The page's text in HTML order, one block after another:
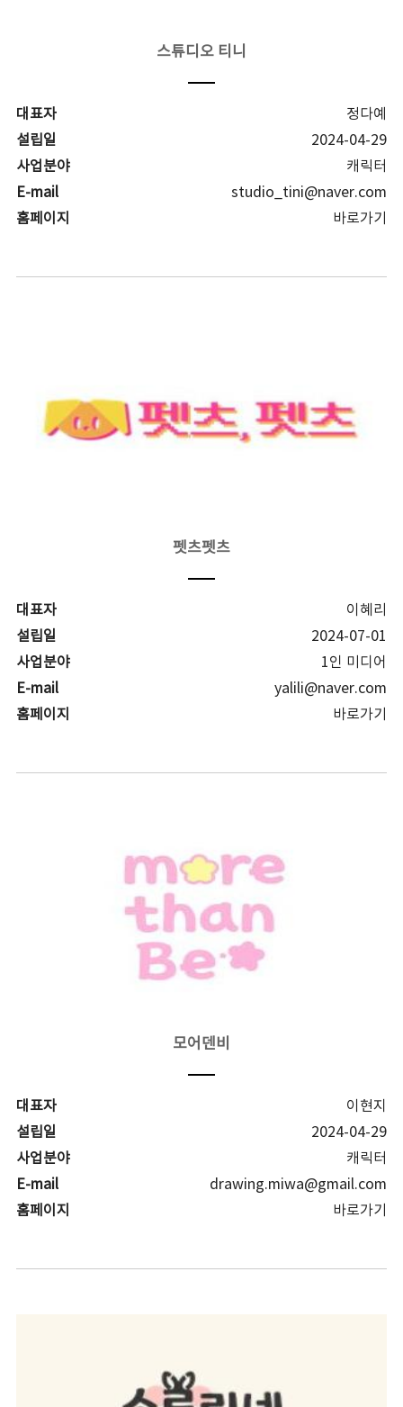
스튜디오 티니
대표자
정다예
설립일
2024-04-29
사업분야
캐릭터
E-mail
studio_tini@naver.com
홈페이지
바로가기
펫츠펫츠
대표자
이혜리
설립일
2024-07-01
사업분야
1인 미디어
E-mail
yalili@naver.com
홈페이지
바로가기
모어덴비
대표자
이현지
설립일
2024-04-29
사업분야
캐릭터
E-mail
drawing.miwa@gmail.com
홈페이지
바로가기